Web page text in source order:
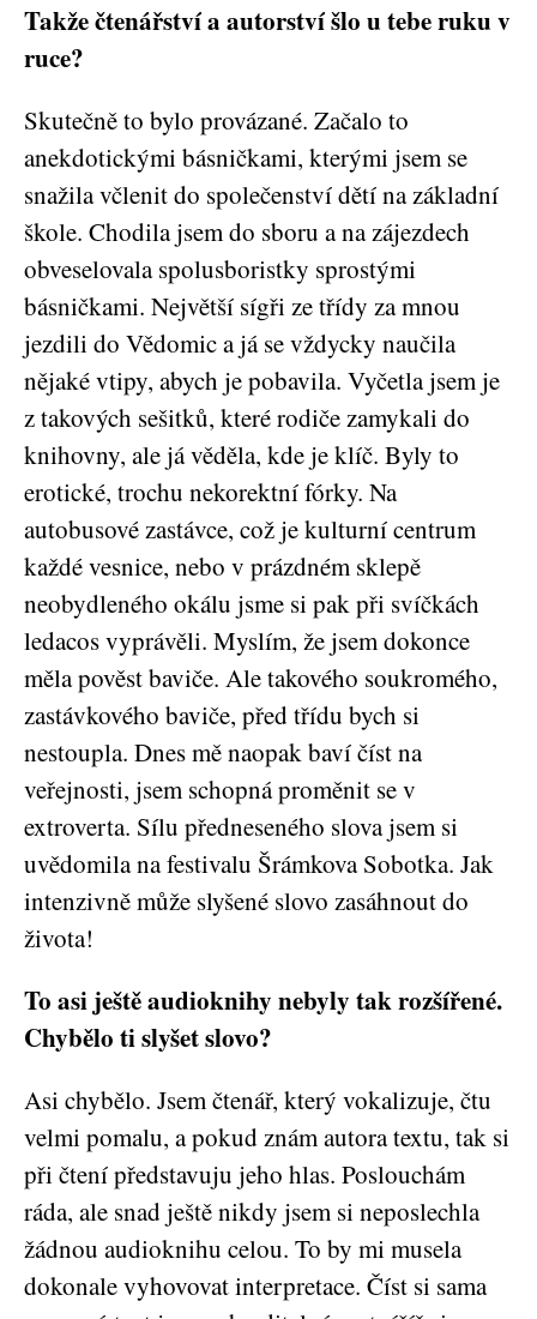
Takže čtenářství a autorství šlo u tebe ruku v
ruce?
Skutečně to bylo provázané. Začalo to
anekdotickými básničkami, kterými jsem se
snažila včlenit do společenství dětí na základní
škole. Chodila jsem do sboru a na zájezdech
obveselovala spolusboristky sprostými
básničkami. Největší sígři ze třídy za mnou
jezdili do Vědomic a já se vždycky naučila
nějaké vtipy, abych je pobavila. Vyčetla jsem je
z takových sešitků, které rodiče zamykali do
knihovny, ale já věděla, kde je klíč. Byly to
erotické, trochu nekorektní fórky. Na
autobusové zastávce, což je kulturní centrum
každé vesnice, nebo v prázdném sklepě
neobydleného okálu jsme si pak při svíčkách
ledacos vyprávěli. Myslím, že jsem dokonce
měla pověst baviče. Ale takového soukromého,
zastávkového baviče, před třídu bych si
nestoupla. Dnes mě naopak baví číst na
veřejnosti, jsem schopná proměnit se v
extroverta. Sílu předneseného slova jsem si
uvědomila na festivalu Šrámkova Sobotka. Jak
intenzivně může slyšené slovo zasáhnout do
života!
To asi ještě audioknihy nebyly tak rozšířené.
Chybělo ti slyšet slovo?
Asi chybělo. Jsem čtenář, který vokalizuje, čtu
velmi pomalu, a pokud znám autora textu, tak si
při čtení představuju jeho hlas. Poslouchám
ráda, ale snad ještě nikdy jsem si neposlechla
žádnou audioknihu celou. To by mi musela
dokonale vyhovovat interpretace. Číst si sama